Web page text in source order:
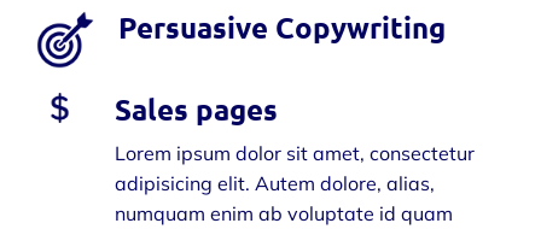
Persuasive Copywriting
Sales pages
Lorem ipsum dolor sit amet, consectetur
adipisicing elit. Autem dolore, alias,
numquam enim ab voluptate id quam